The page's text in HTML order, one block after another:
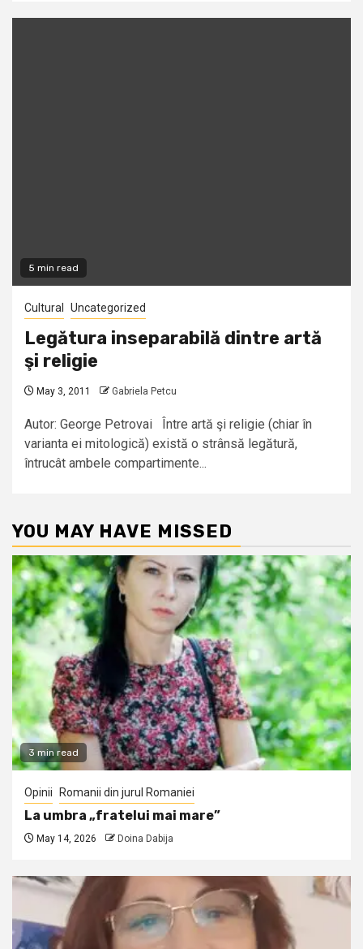
5 min read
Cultural Uncategorized
Legătura inseparabilă dintre artă
şi religie
May 3, 2011 Gabriela Petcu
Autor: George Petrovai Între artă şi religie (chiar în
varianta ei mitologică) există o strânsă legătură,
întrucât ambele compartimente...
YOU MAY HAVE MISSED
3 min read
Opinii Romanii din jurul Romaniei
La umbra „fratelui mai mare”
May 14, 2026 Doina Dabija